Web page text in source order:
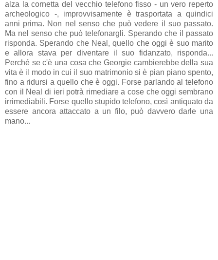
alza la cornetta del vecchio telefono fisso - un vero reperto
archeologico -, improvvisamente è trasportata a quindici
anni prima. Non nel senso che può vedere il suo passato.
Ma nel senso che può telefonargli. Sperando che il passato
risponda. Sperando che Neal, quello che oggi è suo marito
e allora stava per diventare il suo fidanzato, risponda...
Perché se c'è una cosa che Georgie cambierebbe della sua
vita è il modo in cui il suo matrimonio si è pian piano spento,
fino a ridursi a quello che è oggi. Forse parlando al telefono
con il Neal di ieri potrà rimediare a cose che oggi sembrano
irrimediabili. Forse quello stupido telefono, così antiquato da
essere ancora attaccato a un filo, può davvero darle una
mano...